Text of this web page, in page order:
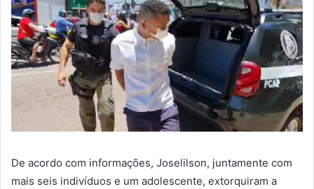
De acordo com informações, Joselilson, juntamente com
mais seis indivíduos e um adolescente, extorquiram a